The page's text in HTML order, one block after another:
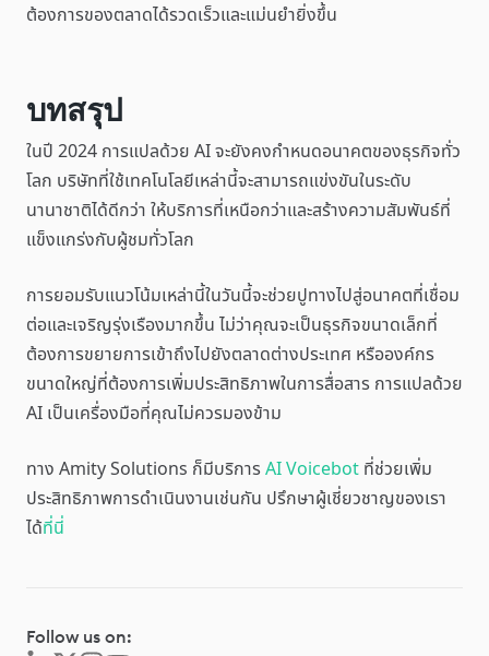
ต้องการของตลาดได้รวดเร็วและแม่นยำยิ่งขึ้น
บทสรุป
ในปี 2024 การแปลด้วย AI จะยังคงกำหนดอนาคตของธุรกิจทั่ว
โลก บริษัทที่ใช้เทคโนโลยีเหล่านี้จะสามารถแข่งขันในระดับ
นานาชาติได้ดีกว่า ให้บริการที่เหนือกว่าและสร้างความสัมพันธ์ที่
แข็งแกร่งกับผู้ชมทั่วโลก
การยอมรับแนวโน้มเหล่านี้ในวันนี้จะช่วยปูทางไปสู่อนาคตที่เชื่อม
ต่อและเจริญรุ่งเรืองมากขึ้น ไม่ว่าคุณจะเป็นธุรกิจขนาดเล็กที่
ต้องการขยายการเข้าถึงไปยังตลาดต่างประเทศ หรือองค์กร
ขนาดใหญ่ที่ต้องการเพิ่มประสิทธิภาพในการสื่อสาร การแปลด้วย
AI เป็นเครื่องมือที่คุณไม่ควรมองข้าม
ทาง Amity Solutions ก็มีบริการAI Voicebot ที่ช่วยเพิ่ม
ประสิทธิภาพการดำเนินงานเช่นกัน ปรึกษาผู้เชี่ยวชาญของเรา
ได้ที่นี่
Follow us on: